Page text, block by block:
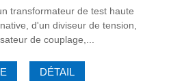
transformateur de test haute
d'un diviseur de tension,
de couplage,...
DÉTAIL